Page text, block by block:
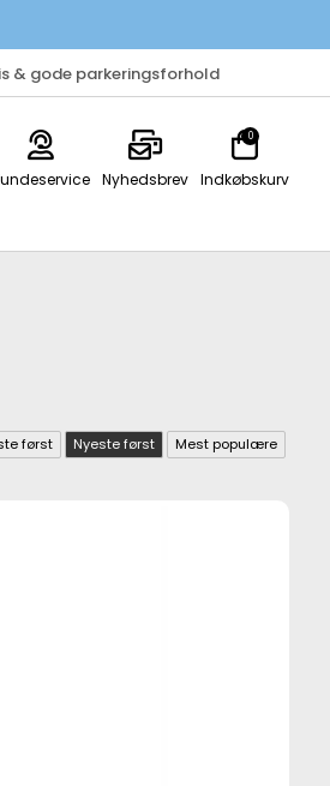
& gode parkeringsforhold
Nyhedsbrev Indkøbskurv
0
først Nyeste først Mest populære